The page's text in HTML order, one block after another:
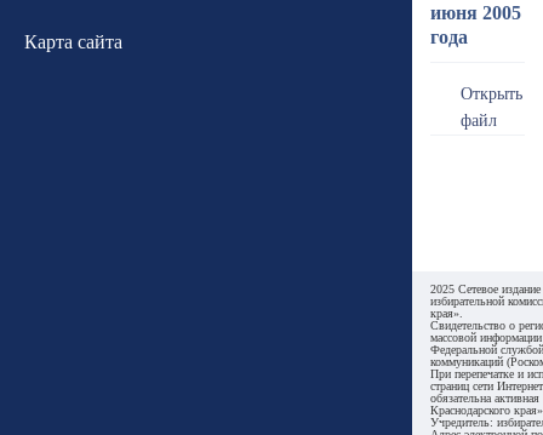
Карта сайта
июня 2005
года
Открыть
файл
2025 Сетевое
избирательной
края».
Свидетельство о
массовой
Федеральной
коммуникаций
При перепечатке и
страниц сети Интернет
обязательна
Краснодарского
Учредитель: